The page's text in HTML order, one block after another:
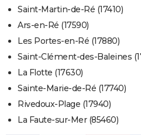
Saint-Martin-de-Ré (17410)
Ars-en-Ré (17590)
Les Portes-en-Ré (17880)
Saint-Clément-des-Baleines
La Flotte (17630)
Sainte-Marie-de-Ré (17740)
Rivedoux-Plage (17940)
La Faute-sur-Mer (85460)